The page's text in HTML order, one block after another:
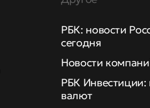
РБК: новости
сегодня
Новости
РБК Инвестиции:
валют